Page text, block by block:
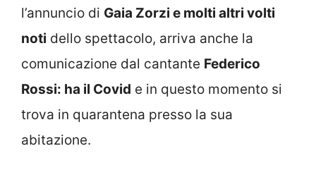
l’annuncio di Gaia Zorzi e molti altri volti
noti dello spettacolo, arriva anche la
comunicazione dal cantante Federico
Rossi: ha il Covid e in questo momento si
trova in quarantena presso la sua
abitazione.